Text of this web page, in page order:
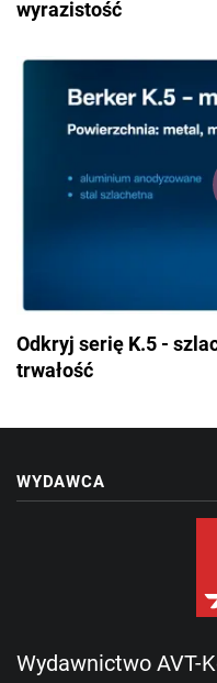
wyrazistość
Odkryj serię K.5 -
trwałość
WYDAWCA
Wydawnictwo AVT-